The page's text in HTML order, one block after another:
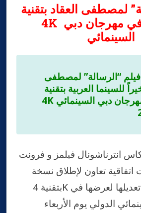
لمصطفى العقاد بتقنية
4K الرقمية في مهرجان دبي
السينمائي
فيلم “الرسالة” لمصطفى
للسينما العربية بتقنية
4K دبي السينمائي
انترناشونال فيلمز و فرونت
اتفاقية تعاون لإطلاق نسخة
بتقنية 4K الرقمية والتي تم تعديلها لعرضها في
الدولي يوم الأربعاء